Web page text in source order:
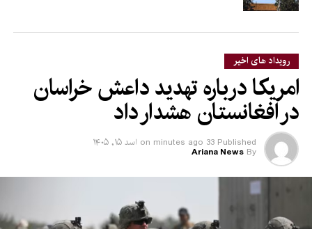
رویداد های اخیر
امریکا درباره تهدید داعش خراسان
در افغانستان هشدار داد
Published
33 minutes ago
on اسد ۱۵, ۱۴۰۵
By
Ariana News